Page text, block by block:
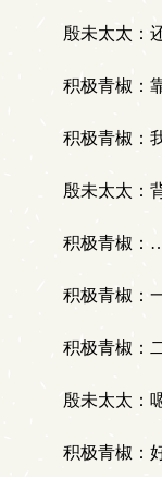
殷未太太：
积极青椒：
积极青椒：
殷未太太：
积极青椒
积极青椒：
积极青椒：
殷未太太：
积极青椒：